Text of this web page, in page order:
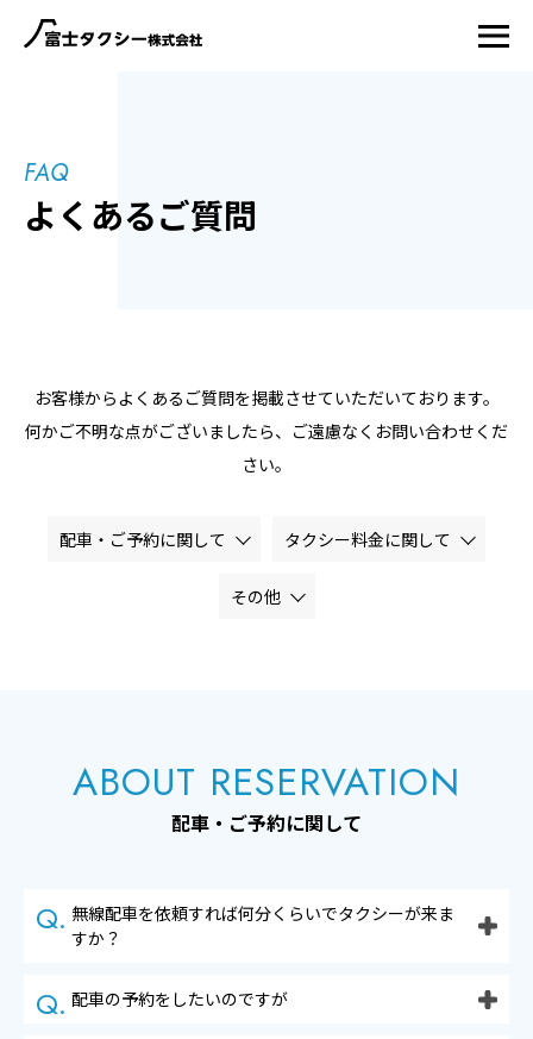
FAQ
よくあるご質問
お客様からよくあるご質問を掲載させていただいております。
何かご不明な点がございましたら、ご遠慮なくお問い合わせくだ
さい。
配車・ご予約に関して タクシー料金に関して
その他
ABOUT RESERVATION
配車・ご予約に関して
無線配車を依頼すれば何分くらいでタクシーが来ま
すか？
配車の予約をしたいのですが